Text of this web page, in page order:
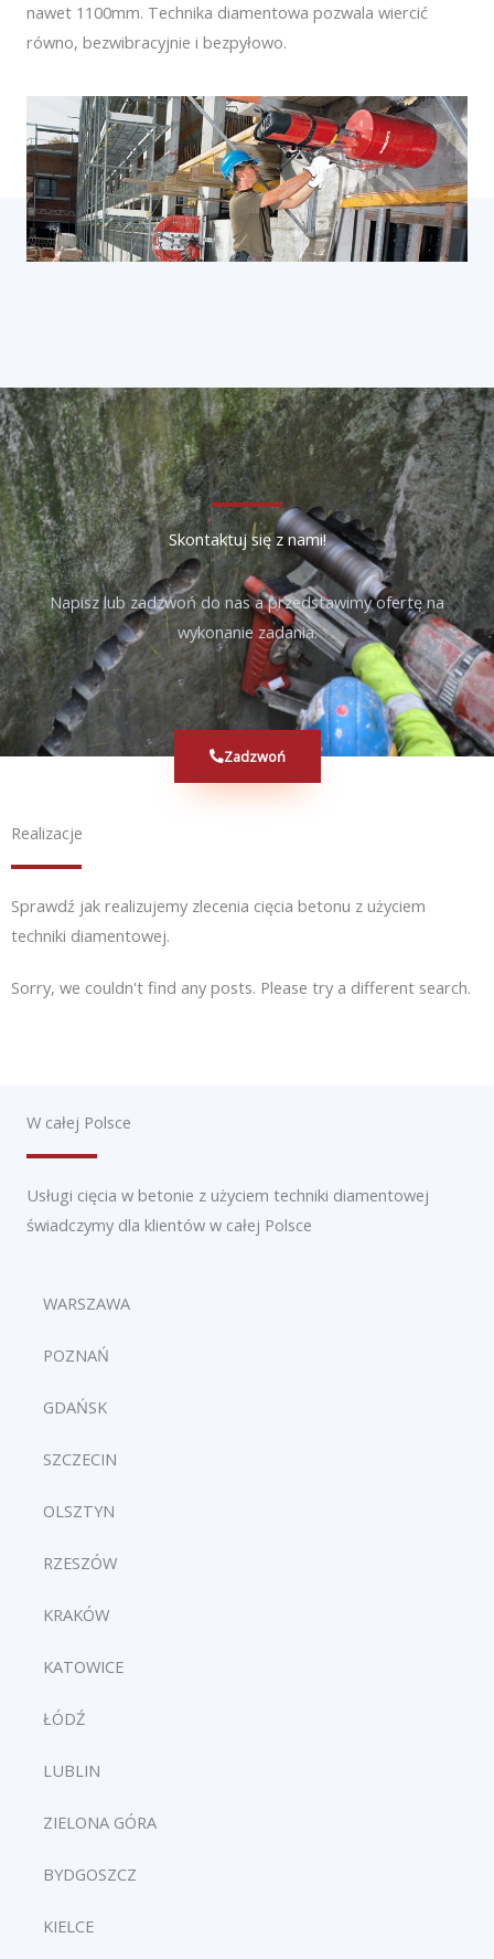
nawet 1100mm. Technika diamentowa pozwala wiercić
równo, bezwibracyjnie i bezpyłowo.
Skontaktuj się z nami!
Napisz lub zadzwoń do nas a przedstawimy ofertę na
wykonanie zadania.
Zadzwoń
Realizacje
Sprawdź jak realizujemy zlecenia cięcia betonu z użyciem
techniki diamentowej.
Sorry, we couldn't find any posts. Please try a different search.
W całej Polsce
Usługi cięcia w betonie z użyciem techniki diamentowej
świadczymy dla klientów w całej Polsce
WARSZAWA
POZNAŃ
GDAŃSK
SZCZECIN
OLSZTYN
RZESZÓW
KRAKÓW
KATOWICE
ŁÓDŹ
LUBLIN
ZIELONA GÓRA
BYDGOSZCZ
KIELCE